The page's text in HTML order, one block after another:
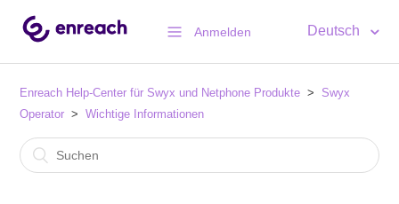
Anmelden Deutsch
Enreach Help-Center für Swyx und Netphone Produkte
Swyx
Operator
Wichtige Informationen